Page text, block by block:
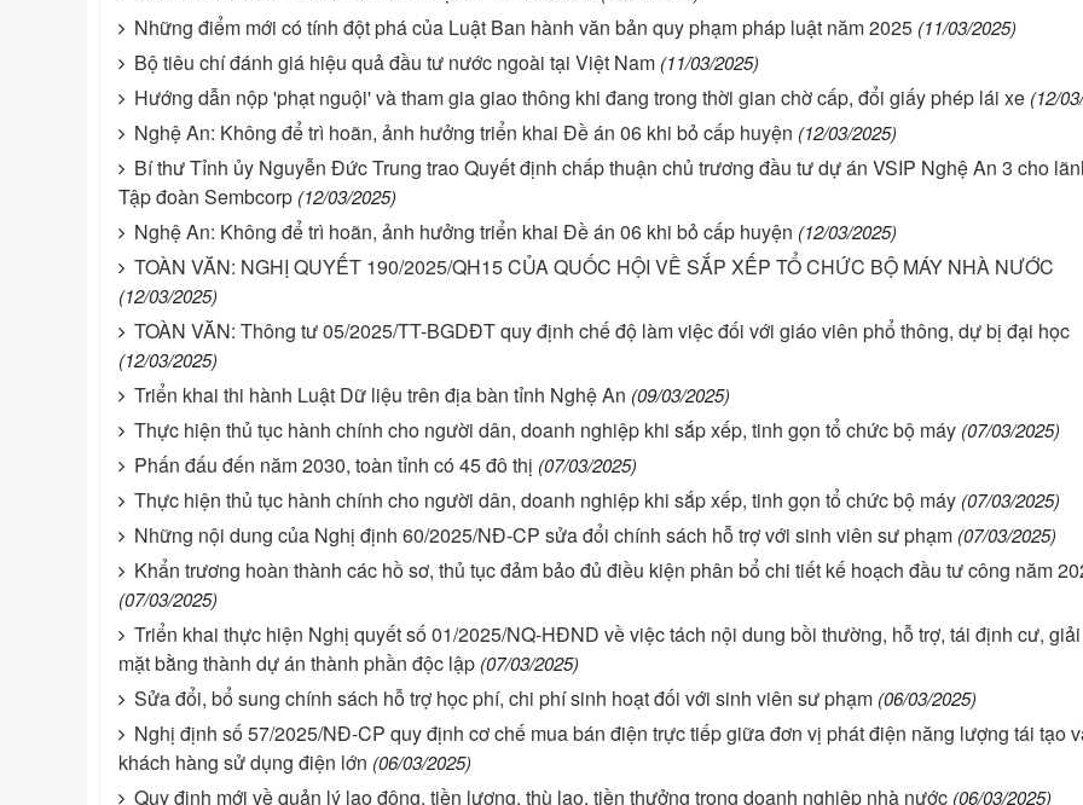
Những điểm mới có tính đột phá của Luật Ban hành văn bản quy phạm pháp luật năm 2025 (11/03/2025)
Bộ tiêu chí đánh giá hiệu quả đầu tư nước ngoài tại Việt Nam (11/03/2025)
Hướng dẫn nộp 'phạt nguội' và tham gia giao thông khi đang trong thời gian chờ cấp, đổi giấy phép lái xe (12/
Nghệ An: Không để trì hoãn, ảnh hưởng triển khai Đề án 06 khi bỏ cấp huyện (12/03/2025)
Bí thư Tỉnh ủy Nguyễn Đức Trung trao Quyết định chấp thuận chủ trương đầu tư dự án VSIP Nghệ An 3 cho
Tập đoàn Sembcorp (12/03/2025)
Nghệ An: Không để trì hoãn, ảnh hưởng triển khai Đề án 06 khi bỏ cấp huyện (12/03/2025)
TOÀN VĂN: NGHỊ QUYẾT 190/2025/QH15 CỦA QUỐC HỘI VỀ SẮP XẾP TỔ CHỨC BỘ MÁY NHÀ NƯỚC
(12/03/2025)
TOÀN VĂN: Thông tư 05/2025/TT-BGDĐT quy định chế độ làm việc đối với giáo viên phổ thông, dự bị đại học
(12/03/2025)
Triển khai thi hành Luật Dữ liệu trên địa bàn tỉnh Nghệ An (09/03/2025)
Thực hiện thủ tục hành chính cho người dân, doanh nghiệp khi sắp xếp, tinh gọn tổ chức bộ máy (07/03/2025)
Phấn đấu đến năm 2030, toàn tỉnh có 45 đô thị (07/03/2025)
Thực hiện thủ tục hành chính cho người dân, doanh nghiệp khi sắp xếp, tinh gọn tổ chức bộ máy (07/03/2025)
Những nội dung của Nghị định 60/2025/NĐ-CP sửa đổi chính sách hỗ trợ với sinh viên sư phạm (07/03/2025)
Khẩn trương hoàn thành các hồ sơ, thủ tục đảm bảo đủ điều kiện phân bổ chi tiết kế hoạch đầu tư công năm
(07/03/2025)
Triển khai thực hiện Nghị quyết số 01/2025/NQ-HĐND về việc tách nội dung bồi thường, hỗ trợ, tái định cư,
mặt bằng thành dự án thành phần độc lập (07/03/2025)
Sửa đổi, bổ sung chính sách hỗ trợ học phí, chi phí sinh hoạt đối với sinh viên sư phạm (06/03/2025)
Nghị định số 57/2025/NĐ-CP quy định cơ chế mua bán điện trực tiếp giữa đơn vị phát điện năng lượng tái tạo
khách hàng sử dụng điện lớn (06/03/2025)
Quy định mới về quản lý lao động, tiền lương, thù lao, tiền thưởng trong doanh nghiệp nhà nước (06/03/2025)